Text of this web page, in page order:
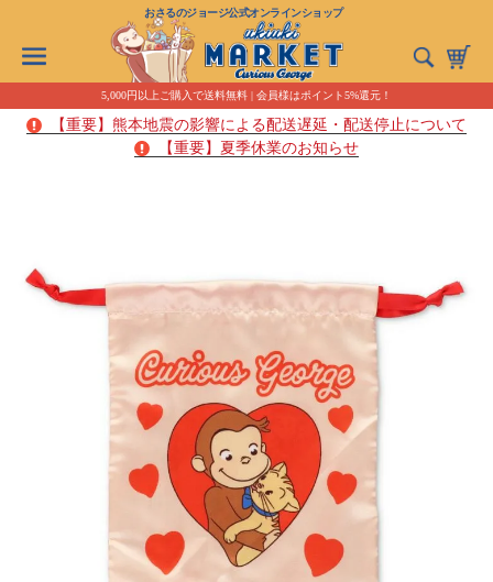
おさるのジョージ公式オンラインショップ
5,000円以上ご購入で送料無料 | 会員様はポイント5%還元！
【重要】熊本地震の影響による配送遅延・配送停止について
【重要】夏季休業のお知らせ